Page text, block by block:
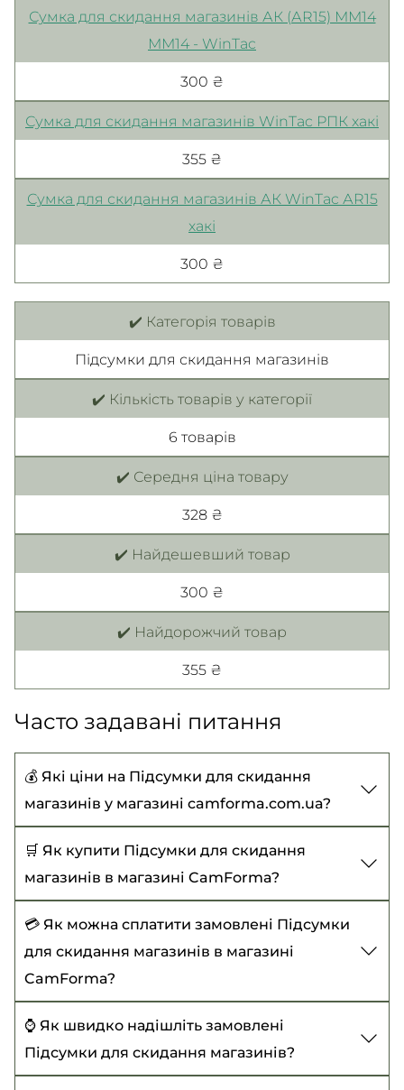
Сумка для скидання магазинів АК (АR15) ММ14
ММ14 - WinTac
300 ₴
Сумка для скидання магазинів WinTac РПК хакі
355 ₴
Сумка для скидання магазинів АК WinTac АR15
хакі
300 ₴
✔️ Категорія товарів
Підсумки для скидання магазинів
✔️ Кількість товарів у категорії
6 товарiв
✔️ Середня ціна товару
328 ₴
✔️ Найдешевший товар
300 ₴
✔️ Найдорожчий товар
355 ₴
Часто задавані питання
💰 Які ціни на Підсумки для скидання
магазинів у магазині camforma.com.ua?
Ціни на Підсумки для скидання магазинів
починаються від 300 ₴ до 355 ₴
🛒 Як купити Підсумки для скидання
магазинів в магазині CamForma?
Щоб купити Підсумки для скидання магазинів,
виберіть потрібний товар, додайте до кошика
та оформіть замовлення із зазначенням усіх
необхідних даних. Або зателефонуйте нам -
оформимо замовлення разом:
+38 (067) 914-36-75
💳 Як можна сплатити замовлені Підсумки
для скидання магазинів в магазині
CamForma?
Наразі доступні такі варіанти оплати:
Оплата під час отримання товару (діє при
⌚ Як швидко надішліть замовлені
Підсумки для скидання магазинів?